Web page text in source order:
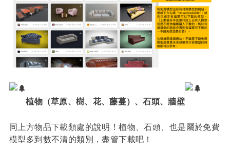
植物（草原、樹、花、藤蔓）、石頭、牆壁
同上方物品下載類處的說明！植物、石頭、也是屬於免費
模型多到數不清的類別，盡管下載吧！